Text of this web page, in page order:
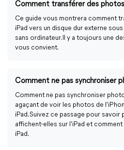
Ce guide vous montrera comment
iPad vers un disque dur externe
sans ordinateur. Il y a toujours une
vous convient.
Comment ne pas synchroniser
Comment ne pas synchroniser
agaçant de voir les photos de
iPad. Suivez ce passage pour
affichent-elles sur l'iPad et
iPad.